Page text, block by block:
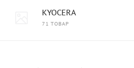
KYOCERA
71 ТОВАР